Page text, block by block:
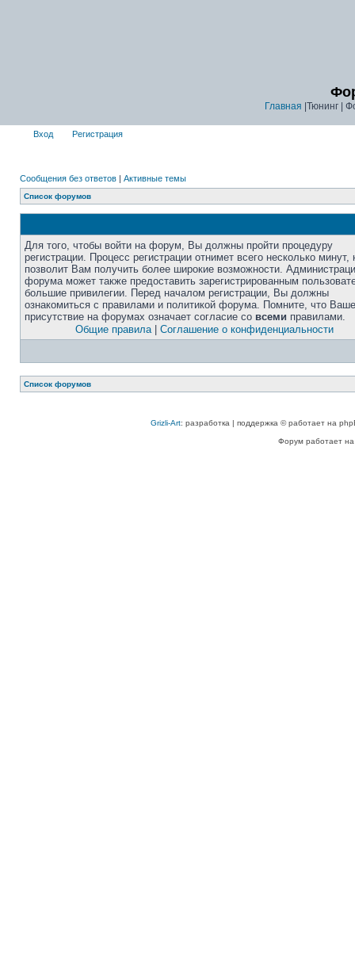
Главная |Тюнинг |
Вход Регистрация
Сообщения без ответов | Активные темы
Список форумов
Для того, чтобы войти на форум, Вы должны пройти процедуру
регистрации. Процесс регистрации отнимет всего несколько минут,
позволит Вам получить более широкие возможности.
форума может также предоставить зарегистрированным
большие привилегии. Перед началом регистрации, Вы должны
ознакомиться с правилами и политикой форума. Помните, что Ваше
присутствие на форумах означает согласие со всеми правилами.
Общие правила| Соглашение о конфиденциальности
Список форумов
Grizli-Art: разработка | поддержка © работает на
Форум работает